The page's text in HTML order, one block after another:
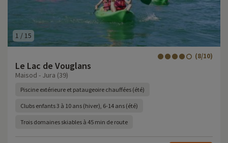
1 / 15
Le Lac de Vouglans
(8/10)
Maisod - Jura (39)
Piscine extérieure et pataugeoire chauffées (été)
Clubs enfants 3 à 10 ans (hiver), 6-14 ans (été)
Trois domaines skiables à 45 min de route